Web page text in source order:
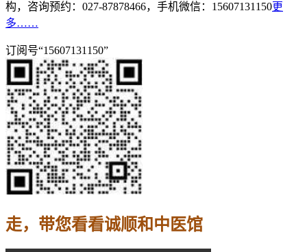
构，咨询预约：027-87878466，手机微信：15607131150更
多……
订阅号“15607131150”
走，带您看看诚顺和中医馆